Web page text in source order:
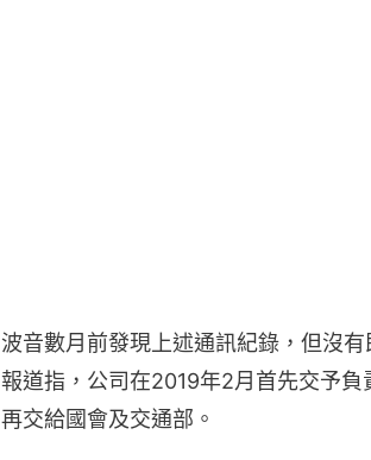
波音數月前發現上述通訊紀錄，但沒
報道指，公司在2019年2月首先交予負
再交給國會及交通部。